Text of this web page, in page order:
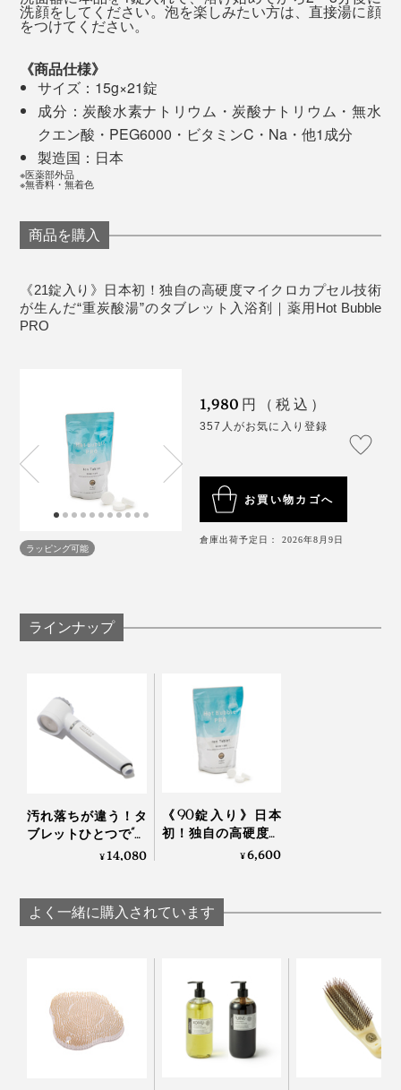
それでもお湯の中で、腕や脚をなでていると、肌にツル
ツルとした感触を感じるように。
お風呂上がりは、熱いお湯に入ったわけではないのに、
心地よい暖かさが続いて、10分、20分と時間が経って
す。
なんといっても、寝つきのよさに驚きました。
もともと、寝るのに時間がかかるほうではありません
が、『薬用Hot Bubble PRO』の湯上り後は、めったに
ない強い眠気を感じたり、布団でスマホを見ようとした
まま寝落ちしたり。
そして、初めて『薬用Hot Bubble PRO』を使った日の
翌朝は、目が覚めたら、体中に心地よいダルさが。
このダルさ、温泉地に泊まった翌朝に、よく感じる好転
反応と似ていると思いました。
こんな体の変化は、いままでの炭酸入浴剤で、感じたこ
とはありません。
“重炭酸湯”の力を感じて以来、『薬用Hot Bubble Pro』
のお風呂に入るのが、すっかり楽しみになりました。
洗顔をしてください。泡を楽しみたい方は、直接湯に顔
をつけてください。
《商品仕様》
サイズ：15g×21錠
成分：炭酸水素ナトリウム・炭酸ナトリウム・無水
クエン酸・PEG6000・ビタミンC・Na・他1成分
製造国：日本
※医薬部外品
※無香料・無着色
商品を購入
《21錠入り》日本初！独自の高硬度マイクロカプセル技術
が生んだ“重炭酸湯”のタブレット入浴剤｜薬用Hot Bubble
PRO
ラッピング可能
1,980 円（税込）
357人がお気に入り登録
お買い物カゴへ
倉庫出荷予定日： 2026年8月9日
ラインナップ
汚れ落ちが違う！タ
ブレットひとつで“重
炭酸湯”が浴びれる｜
ッド
¥14,080
《90錠入り》日本
初！独自の高硬度マ
イクロカプセル技術
剤｜薬用Hot Bubble
PRO
¥6,600
よく一緒に購入されています